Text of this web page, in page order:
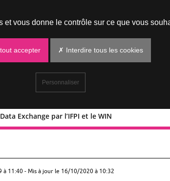
Exchange par l’IFPI et le WIN
Data Exchange
à 11:40- Mis à jour le 16/10/2020 à 10:32
et vous donne le contrôle sur ce que vous
accepter ✗ Interdire tous les cookies
Personnaliser